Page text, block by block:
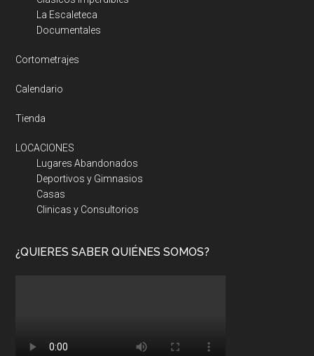
La Escaleteca
Documentales
Cortometrajes
Calendario
Tienda
LOCACIONES
Lugares Abandonados
Deportivos y Gimnasios
Casas
Clinicas y Consultorios
¿QUIERES SABER QUIÉNES SOMOS?